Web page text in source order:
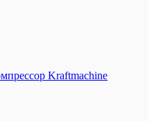
Kraftmaсhine